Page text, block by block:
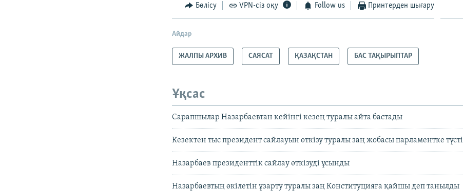
Бөлісу VPN-сіз оқу Follow us Принтерден шығару
Айдар
ЖАЛПЫ АРХИВ САЯСАТ ҚАЗАҚСТАН БАС ТАҚЫРЫПТАР
Ұқсас
Сарапшылар Назарбаевтан кейінгі кезең туралы айта бастады
Кезектен тыс президент сайлауын өткізу туралы заң жобасы парламентке түсті
Назарбаев президенттік сайлау өткізуді ұсынды
Назарбаевтың өкілетін ұзарту туралы заң Конституцияға қайшы деп танылды